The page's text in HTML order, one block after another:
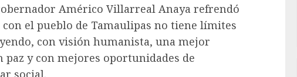
Américo Villarreal Anaya refrendó
el pueblo de Tamaulipas no tiene límites
con visión humanista, una mejor
paz y con mejores oportunidades de
social.